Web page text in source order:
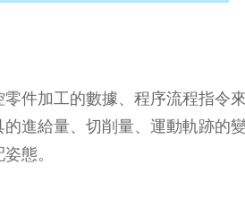
件加工的數據、程序流程指令
進給量、切削量、運動軌跡的
態。